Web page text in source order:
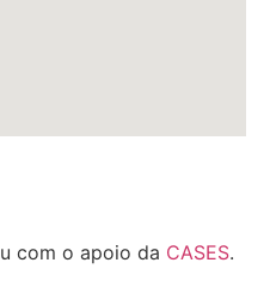
com o apoio da CASES.